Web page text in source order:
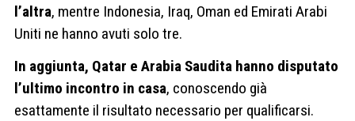
l’altra, mentre Indonesia, Iraq, Oman ed Emirati Arabi
Uniti ne hanno avuti solo tre.
In aggiunta, Qatar e Arabia Saudita hanno disputato
l’ultimo incontro in casa, conoscendo già
esattamente il risultato necessario per qualificarsi.